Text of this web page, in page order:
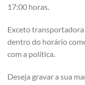
17:00 horas.
Exceto
dentro do horário
com a política.
Deseja gravar a sua